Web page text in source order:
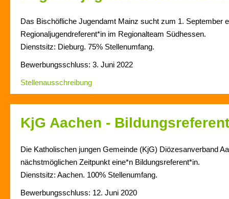
Das Bischöfliche Jugendamt Mainz sucht zum 1. September
Regionaljugendreferent*in im Regionalteam Südhessen.
Dienstsitz: Dieburg. 75% Stellenumfang.
Bewerbungsschluss: 3. Juni 2022
Stellenausschreibung
KjG Aachen -
Die Katholischen jungen Gemeinde (KjG) Diözesanverband
nächstmöglichen Zeitpunkt eine*n Bildungsreferent*in.
Dienstsitz: Aachen. 100% Stellenumfang.
Bewerbungsschluss: 12. Juni 2020